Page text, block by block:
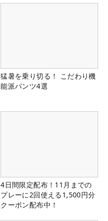
猛暑を乗り切る！ こだわり機
能派パンツ4選
4日間限定配布！11月までの
プレーに2回使える1,500円分
クーポン配布中！